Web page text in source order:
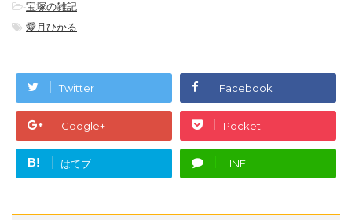
-宝塚の雑記
-愛月ひかる
Twitter Facebook
Google+ Pocket
B! はてブ LINE